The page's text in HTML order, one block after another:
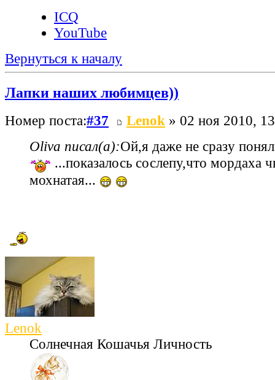
ICQ
YouTube
Вернуться к началу
Лапки наших любимцев))
Номер поста:#37 Lenok » 02 ноя 2010,
Oliva писал(а):Ой,я даже не сразу
...показалось сослепу,что мордаха
мохнатая...
Lenok
Солнечная Кошачья Личность